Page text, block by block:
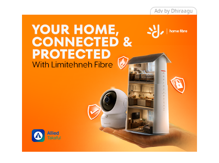
Adv by Dhiraagu